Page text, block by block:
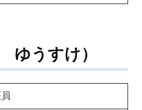
うすけ）
員